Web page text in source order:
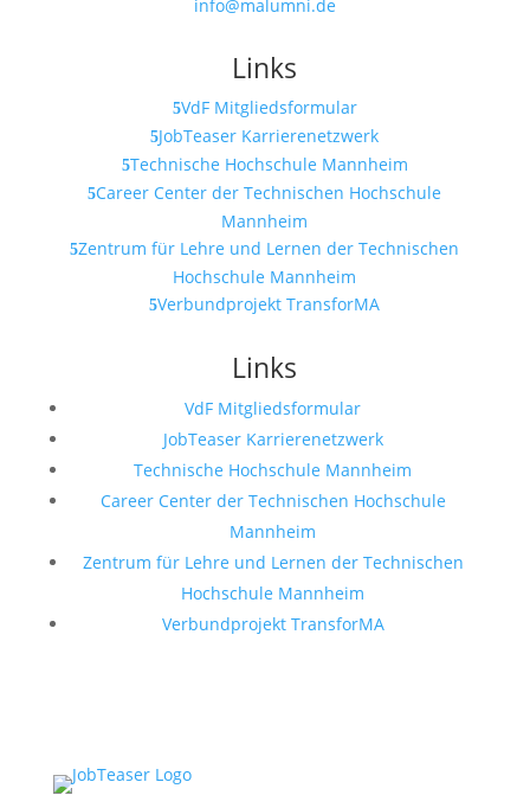
info@malumni.de
Links
VdF Mitgliedsformular
JobTeaser Karrierenetzwerk
Technische Hochschule Mannheim
Career Center der Technischen Hochschule
Mannheim
Zentrum für Lehre und Lernen der Technischen
Hochschule Mannheim
Verbundprojekt TransforMA
Links
VdF Mitgliedsformular
JobTeaser Karrierenetzwerk
Technische Hochschule Mannheim
Career Center der Technischen Hochschule
Mannheim
Zentrum für Lehre und Lernen der Technischen
Hochschule Mannheim
Verbundprojekt TransforMA